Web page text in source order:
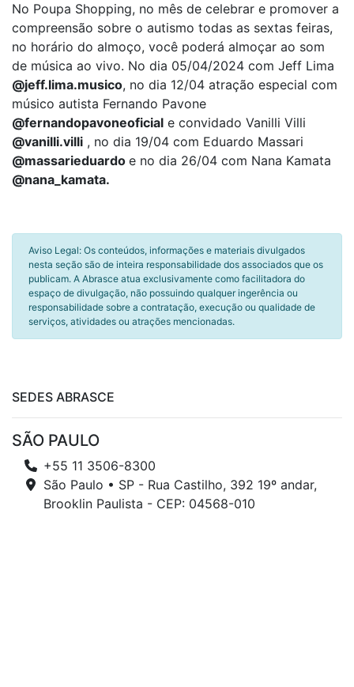
No Poupa Shopping, no mês de celebrar e promover a
compreensão sobre o autismo todas as sextas feiras,
no horário do almoço, você poderá almoçar ao som
de música ao vivo. No dia 05/04/2024 com Jeff Lima
@‌jeff.lima.musico, no dia 12/04 atração especial com
músico autista Fernando Pavone
@‌fernandopavoneoficial e convidado Vanilli Villi
@‌vanilli.villi , no dia 19/04 com Eduardo Massari
@‌massarieduardo e no dia 26/04 com Nana Kamata
@‌nana_kamata.
Aviso Legal: Os conteúdos, informações e materiais divulgados
nesta seção são de inteira responsabilidade dos associados que os
publicam. A Abrasce atua exclusivamente como facilitadora do
espaço de divulgação, não possuindo qualquer ingerência ou
responsabilidade sobre a contratação, execução ou qualidade de
serviços, atividades ou atrações mencionadas.
SEDES ABRASCE
SÃO PAULO
+55 11 3506-8300
São Paulo • SP - Rua Castilho, 392 19º andar,
Brooklin Paulista - CEP: 04568-010